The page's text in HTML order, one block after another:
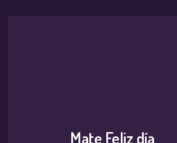
Mate Feliz día